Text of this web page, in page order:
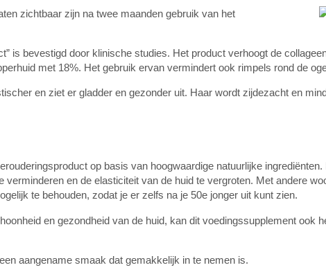
zichtbaar zijn na twee maanden gebruik van het
is bevestigd door klinische studies. Het product verhoogt de
met 18%. Het gebruik ervan vermindert ook rimpels rond de
en ziet er gladder en gezonder uit. Haar wordt zijdezacht en
op basis van hoogwaardige natuurlijke
verminderen en de elasticiteit van de huid te vergroten. Met andere
te behouden, zodat je er zelfs na je 50e jonger uit kunt zien.
en gezondheid van de huid, kan dit voedingssupplement ook
aangename smaak dat gemakkelijk in te nemen is.